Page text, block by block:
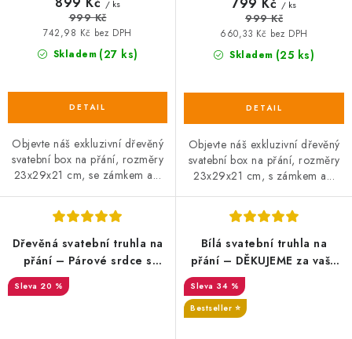
Skladem (27 ks)
742,98 Kč bez DPH
/ ks
999 Kč
Objevte náš exkluzivní dřevěný
svatební box na přání, rozměry
23x29x21 cm, se zámkem a...
Skladem (25 ks)
660,33 Kč bez DPH
/ ks
999 Kč
Objevte náš exkluzivní dřevěný
svatební box na přání, rozměry
23x29x21 cm, s zámkem a...
Dřevěná svatební truhla na
přání – Párové srdce s
Iniciály novomanželů
20 %
Bílá svatební truhla na
přání – DĚKUJEME za vaše
přání a dary
34 %
Bestseller ⭐️